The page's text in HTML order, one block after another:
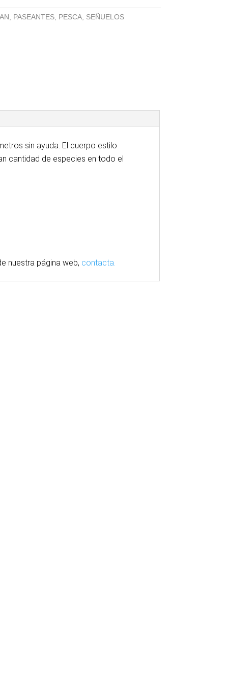
PASEANTES, PESCA, SEÑUELOS
sin ayuda. El cuerpo estilo
cantidad de especies en todo el
nuestra página web, contacta.